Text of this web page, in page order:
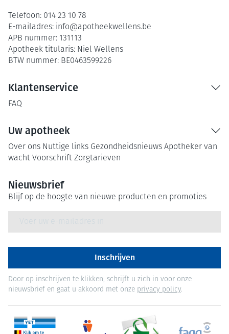
Telefoon: 014 23 10 78
E-mailadres: info@apotheekwellens.be
APB nummer: 131113
Apotheek titularis: Niel Wellens
BTW nummer: BE0463599226
Klantenservice
FAQ
Uw apotheek
Over ons Nuttige links Gezondheidsnieuws Apotheker van
wacht Voorschrift Zorgtarieven
Nieuwsbrief
Blijf op de hoogte van nieuwe producten en promoties
Inschrijven
Door op inschrijven te klikken, schrijft u zich in voor onze
nieuwsbrief en gaat u akkoord met onze privacy policy.